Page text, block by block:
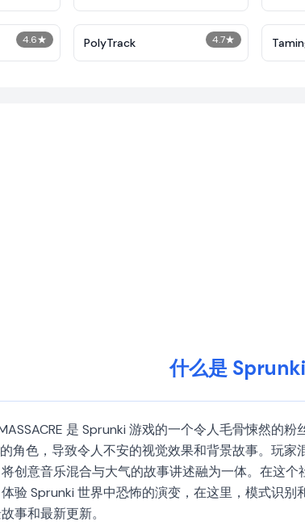
4.6★ 4.7★
PolyTrack
什么是
是 Sprunki 游戏的一个令人毛骨悚然的
角色，导致令人不安的视觉效果和背景故事。玩
创意音乐混合与大气的故事讲述融为一体。在这
验 Sprunki 世界中恐怖的演变，在这里，模式识
事和最新更新。